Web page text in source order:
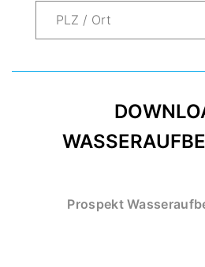
Prospekt